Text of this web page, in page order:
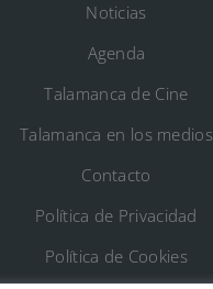
Noticias
Agenda
Talamanca de Cine
Talamanca en los medios
Contacto
Política de Privacidad
Política de Cookies